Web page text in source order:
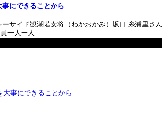
にできることから
ーサイド観潮若女将（わかおかみ）坂口 糸浦里
一人一人…